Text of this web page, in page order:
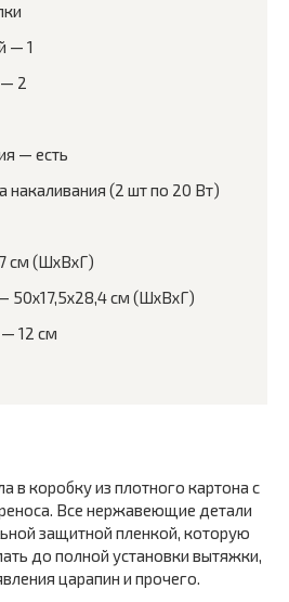
— 1
— 2
— есть
(2 шт по 20 Вт)
см (ШхВхГ)
50х17,5х28,4 см (ШхВхГ)
12 см
в коробку из плотного картона с
Все нержавеющие детали
защитной пленкой, которую
до полной установки вытяжки,
царапин и прочего.